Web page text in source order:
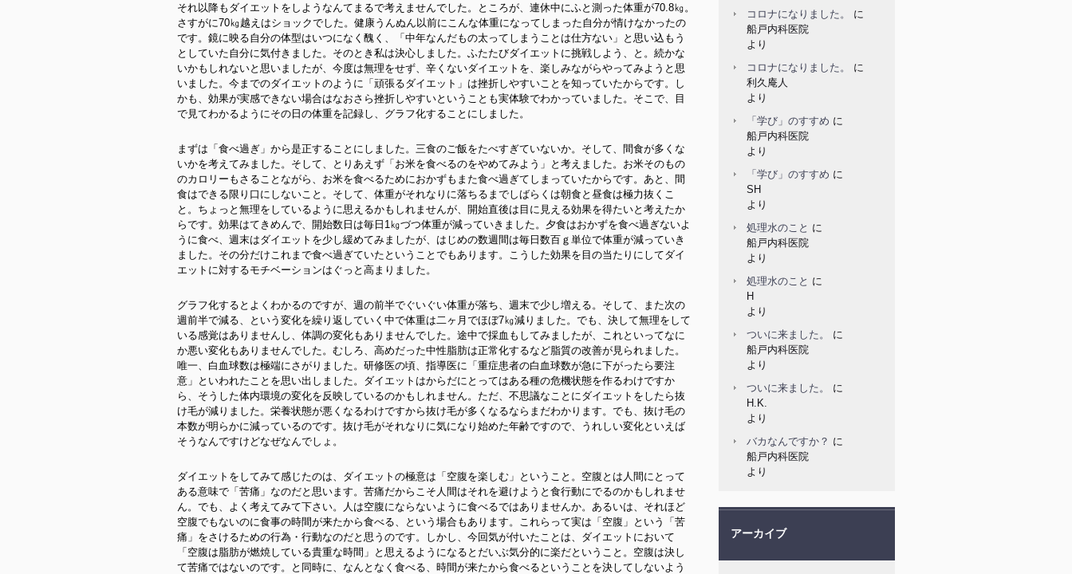
それ以降もダイエットをしようなんてまるで考えませんでした。ところが、連休中にふと測った体重が70.8㎏。
さすがに70㎏越えはショックでした。健康うんぬん以前にこんな体重になってしまった自分が情けなかったの
です。鏡に映る自分の体型はいつになく醜く、「中年なんだもの太ってしまうことは仕方ない」と思い込もう
としていた自分に気付きました。そのとき私は決心しました。ふたたびダイエットに挑戦しよう、と。続かな
いかもしれないと思いましたが、今度は無理をせず、辛くないダイエットを、楽しみながらやってみようと思
いました。今までのダイエットのように「頑張るダイエット」は挫折しやすいことを知っていたからです。し
かも、効果が実感できない場合はなおさら挫折しやすいということも実体験でわかっていました。そこで、目
で見てわかるようにその日の体重を記録し、グラフ化することにしました。
まずは「食べ過ぎ」から是正することにしました。三食のご飯をたべすぎていないか。そして、間食が多くな
いかを考えてみました。そして、とりあえず「お米を食べるのをやめてみよう」と考えました。お米そのもの
のカロリーもさることながら、お米を食べるためにおかずもまた食べ過ぎてしまっていたからです。あと、間
食はできる限り口にしないこと。そして、体重がそれなりに落ちるまでしばらくは朝食と昼食は極力抜くこ
と。ちょっと無理をしているように思えるかもしれませんが、開始直後は目に見える効果を得たいと考えたか
らです。効果はてきめんで、開始数日は毎日1㎏づつ体重が減っていきました。夕食はおかずを食べ過ぎないよ
うに食べ、週末はダイエットを少し緩めてみましたが、はじめの数週間は毎日数百ｇ単位で体重が減っていき
ました。その分だけこれまで食べ過ぎていたということでもあります。こうした効果を目の当たりにしてダイ
エットに対するモチベーションはぐっと高まりました。
グラフ化するとよくわかるのですが、週の前半でぐいぐい体重が落ち、週末で少し増える。そして、また次の
週前半で減る、という変化を繰り返していく中で体重は二ヶ月でほぼ7㎏減りました。でも、決して無理をして
いる感覚はありませんし、体調の変化もありませんでした。途中で採血もしてみましたが、これといってなに
か悪い変化もありませんでした。むしろ、高めだった中性脂肪は正常化するなど脂質の改善が見られました。
唯一、白血球数は極端にさがりました。研修医の頃、指導医に「重症患者の白血球数が急に下がったら要注
意」といわれたことを思い出しました。ダイエットはからだにとってはある種の危機状態を作るわけですか
ら、そうした体内環境の変化を反映しているのかもしれません。ただ、不思議なことにダイエットをしたら抜
け毛が減りました。栄養状態が悪くなるわけですから抜け毛が多くなるならまだわかります。でも、抜け毛の
本数が明らかに減っているのです。抜け毛がそれなりに気になり始めた年齢ですので、うれしい変化といえば
そうなんですけどなぜなんでしょ。
ダイエットをしてみて感じたのは、ダイエットの極意は「空腹を楽しむ」ということ。空腹とは人間にとって
ある意味で「苦痛」なのだと思います。苦痛だからこそ人間はそれを避けようと食行動にでるのかもしれませ
ん。でも、よく考えてみて下さい。人は空腹にならないように食べるではありませんか。あるいは、それほど
空腹でもないのに食事の時間が来たから食べる、という場合もあります。これらって実は「空腹」という「苦
痛」をさけるための行為・行動なのだと思うのです。しかし、今回気が付いたことは、ダイエットにおいて
「空腹は脂肪が燃焼している貴重な時間」と思えるようになるとだいぶ気分的に楽だということ。空腹は決し
て苦痛ではないのです。と同時に、なんとなく食べる、時間が来たから食べるということを決してしないよう
コロナになりました。
に
船戸内科医院
より
コロナになりました。
に
利久庵人
より
「学び」のすすめ に
船戸内科医院
より
「学び」のすすめ に
SH
より
処理水のこと に
船戸内科医院
より
処理水のこと に
H
より
ついに来ました。
に
船戸内科医院
より
ついに来ました。
に
H.K.
より
バカなんですか？ に
船戸内科医院
より
アーカイブ